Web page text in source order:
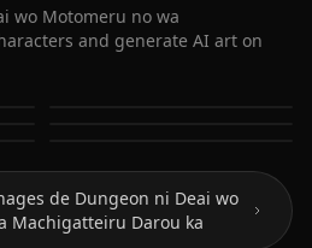
wo Motomeru no wa
and generate AI art on
de Dungeon ni Deai wo
Machigatteiru Darou ka